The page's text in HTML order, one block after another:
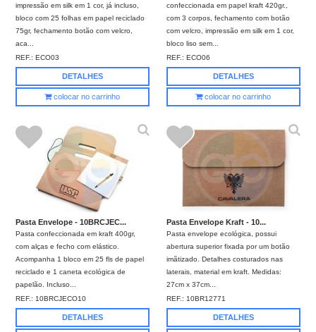
impressão em silk em 1 cor, já incluso,
bloco com 25 folhas em papel reciclado
75gr, fechamento botão com velcro,
aca...
REF.:ECO03
DETALHES
colocar no carrinho
confeccionada em papel kraft 420gr.,
com 3 corpos, fechamento com botão
com velcro, impressão em silk em 1 cor,
bloco liso sem...
REF.:ECO06
DETALHES
colocar no carrinho
Pasta Envelope - 10BRCJEC...
Pasta confeccionada em kraft 400gr,
com alças e fecho com elástico.
Acompanha 1 bloco em 25 fls de papel
reciclado e 1 caneta ecológica de
papelão. Incluso...
REF.: 10BRCJECO10
DETALHES
Pasta Envelope Kraft - 10...
Pasta envelope ecológica, possui
abertura superior fixada por um botão
imãtizado. Detalhes costurados nas
laterais, material em kraft. Medidas:
27cm x 37cm...
REF.: 10BR12771
DETALHES